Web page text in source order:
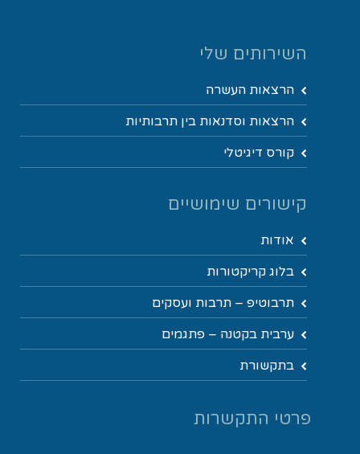
השירותים שלי
הרצאות העשרה
הרצאות וסדנאות בין תרבותיות
קורס דיגיטלי
קישורים שימושיים
אודות
בלוג קריקטורות
תרבוטיפ – תרבות ועסקים
ערבית בקטנה – פתגמים
בתקשורת
פרטי התקשרות